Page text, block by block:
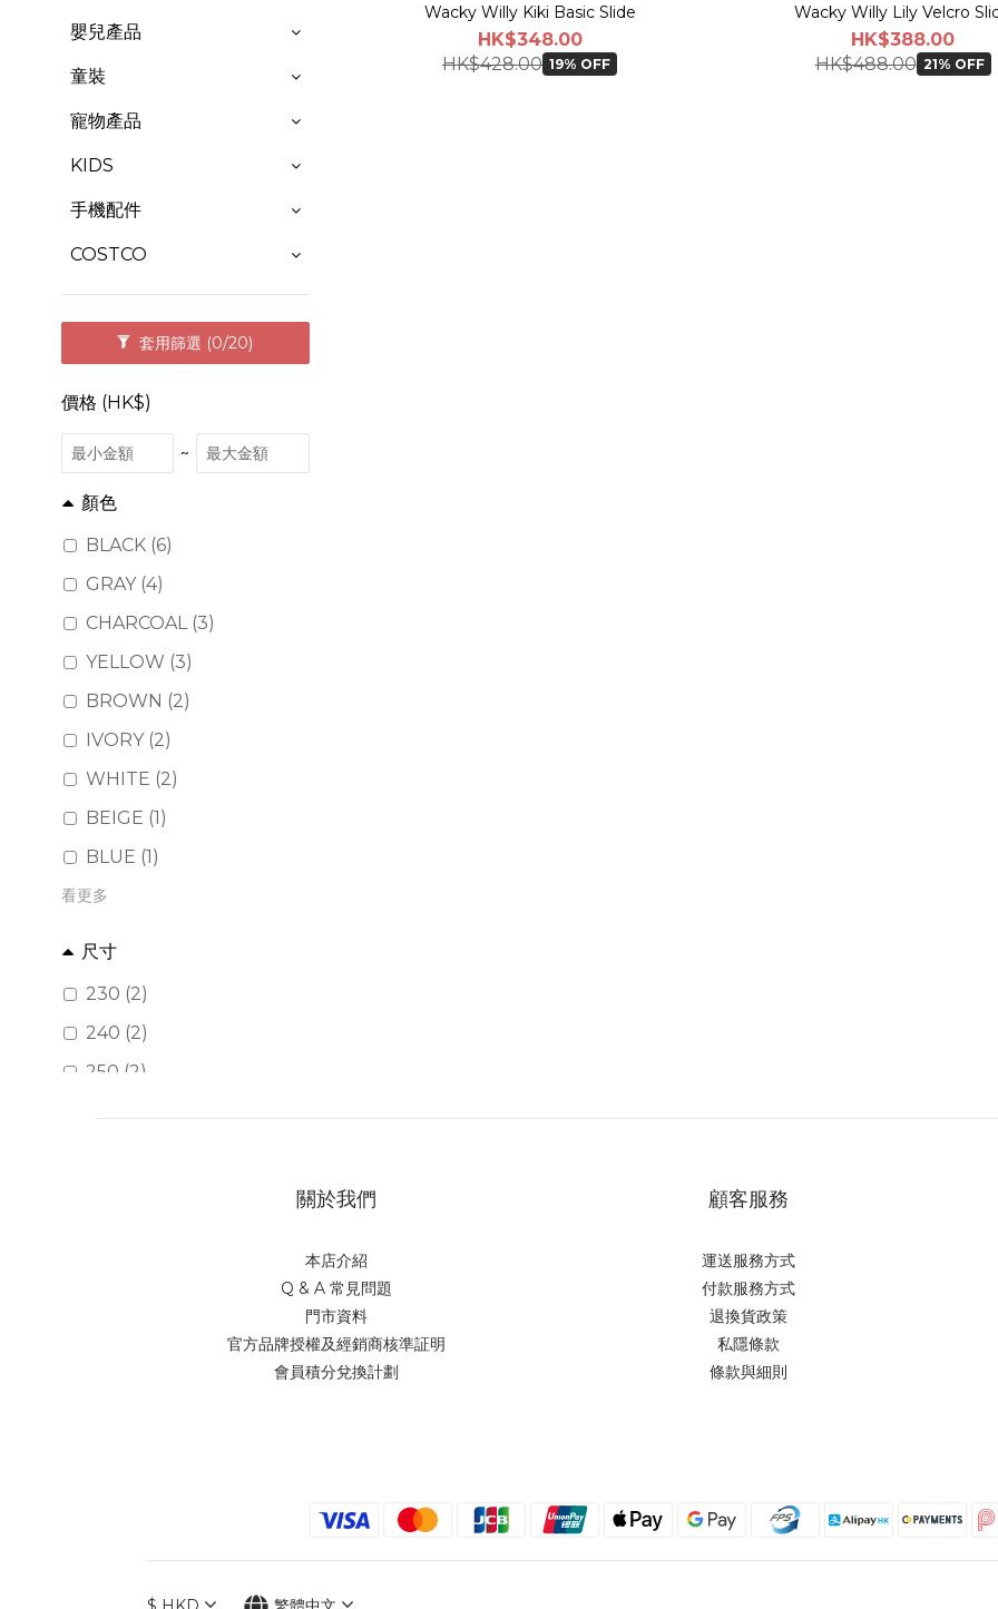
嬰兒產品
童裝
寵物產品
KIDS
手機配件
COSTCO
套用篩選 (0/20)
價格 (HK$)
~
顏色
BLACK (6)
GRAY (4)
CHARCOAL (3)
YELLOW (3)
BROWN (2)
IVORY (2)
WHITE (2)
BEIGE (1)
BLUE (1)
看更多
尺寸
230 (2)
240 (2)
250 (2)
Wacky Willy Kiki Basic Slide
HK$348.00
HK$428.00 19% OFF
Wacky Willy Lily Velcro
HK$388.00
HK$488.00 21% OFF
關於我們
本店介紹
Q & A 常見問題
門市資料
官方品牌授權及經銷商核準証明
會員積分兌換計劃
顧客服務
運送服務方式
付款服務方式
退換貨政策
私隱條款
條款與細則